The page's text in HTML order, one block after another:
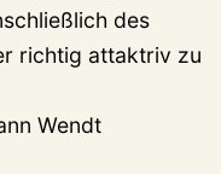
des
richtig attaktriv zu
Wendt